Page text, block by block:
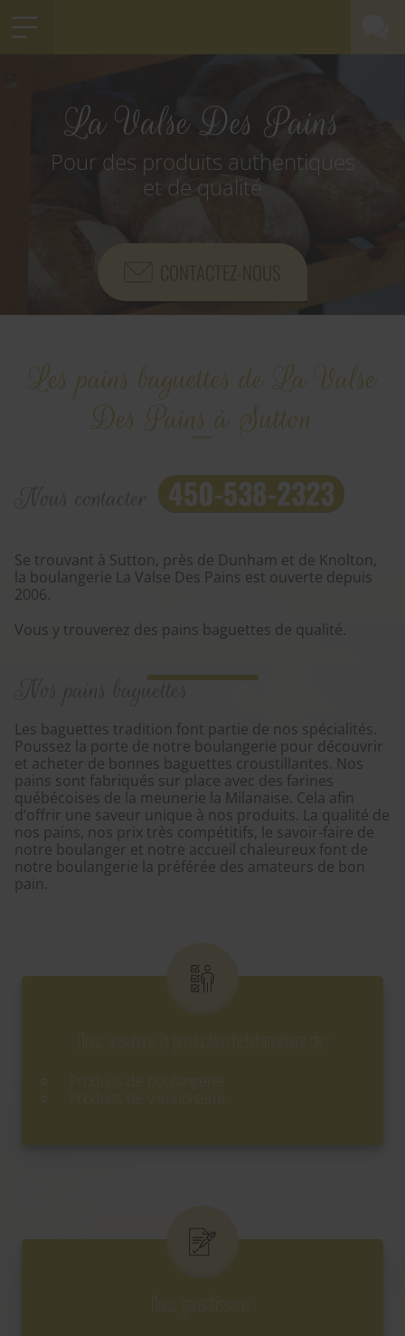
La Valse Des Pains
Pour des produits authentiques
et de qualité
Les pains baguettes de La Valse
Des Pains à Sutton
Nous contacter 450-538-2323
Se trouvant à Sutton, près de Dunham et de Knolton,
la boulangerie La Valse Des Pains est ouverte depuis
2006.
Vous y trouverez des pains baguettes de qualité.
Nos pains baguettes
Les baguettes tradition font partie de nos spécialités.
Poussez la porte de notre boulangerie pour découvrir
et acheter de bonnes baguettes croustillantes. Nos
pains sont fabriqués sur place avec des farines
québécoises de la meunerie la Milanaise. Cela afin
d’offrir une saveur unique à nos produits. La qualité de
nos pains, nos prix très compétitifs, le savoir-faire de
notre boulanger et notre accueil chaleureux font de
notre boulangerie la préférée des amateurs de bon
pain.
Nous assurons la production hebdomadaire de :
Nous garantissons :